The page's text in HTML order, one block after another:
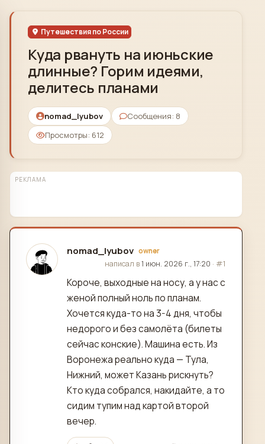
Путешествия по России
Куда рвануть на июньские
длинные? Горим идеями,
делитесь планами
nomad_lyubov
Сообщения: 8
Просмотры: 612
РЕКЛАМА
nomad_lyubov owner
отредактировано
написал в1 июн. 2026 г., 17:20 · #1
Короче, выходные на носу, а у нас с
женой полный ноль по планам.
Хочется куда-то на 3-4 дня, чтобы
недорого и без самолёта (билеты
сейчас конские). Машина есть. Из
Воронежа реально куда — Тула,
Нижний, может Казань рискнуть?
Кто куда собрался, накидайте, а то
сидим тупим над картой второй
вечер.